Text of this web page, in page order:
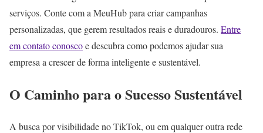
serviços. Conte com a MeuHub para criar campanhas
personalizadas, que gerem resultados reais e duradouros. Entre
em contato conoscoe descubra como podemos ajudar sua
empresa a crescer de forma inteligente e sustentável.
O Caminho para o Sucesso Sustentável
A busca por visibilidade no TikTok, ou em qualquer outra rede